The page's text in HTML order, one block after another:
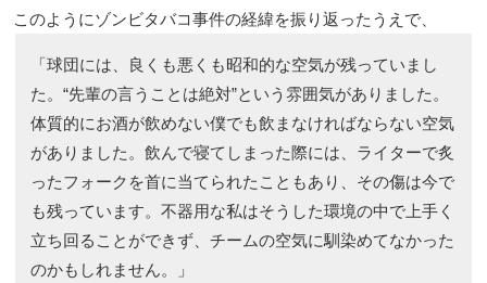
このようにゾンビタバコ事件の経緯を振り返ったうえで、
「球団には、良くも悪くも昭和的な空気が残っていまし
た。“先輩の言うことは絶対”という雰囲気がありました。
体質的にお酒が飲めない僕でも飲まなければならない空気
がありました。飲んで寝てしまった際には、ライターで炙
ったフォークを首に当てられたこともあり、その傷は今で
も残っています。不器用な私はそうした環境の中で上手く
立ち回ることができず、チームの空気に馴染めてなかった
のかもしれません。」